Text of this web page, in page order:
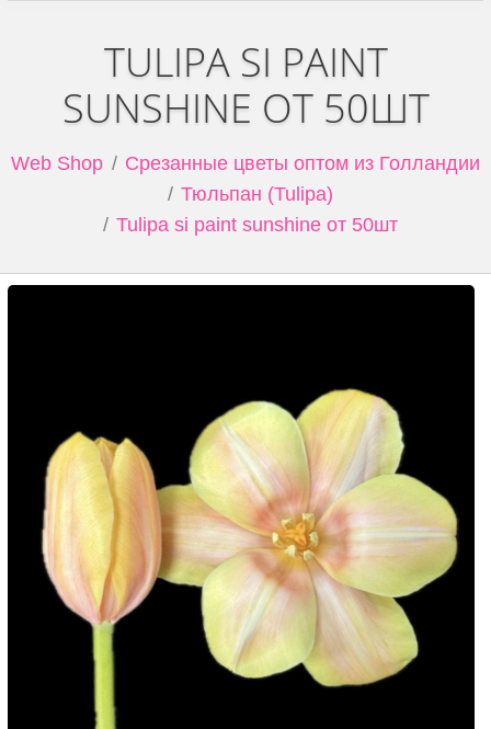
TULIPA SI PAINT
SUNSHINE ОТ 50ШТ
Web Shop
Срезанные цветы оптом из Голландии
Тюльпан (Tulipa)
Tulipa si paint sunshine от 50шт